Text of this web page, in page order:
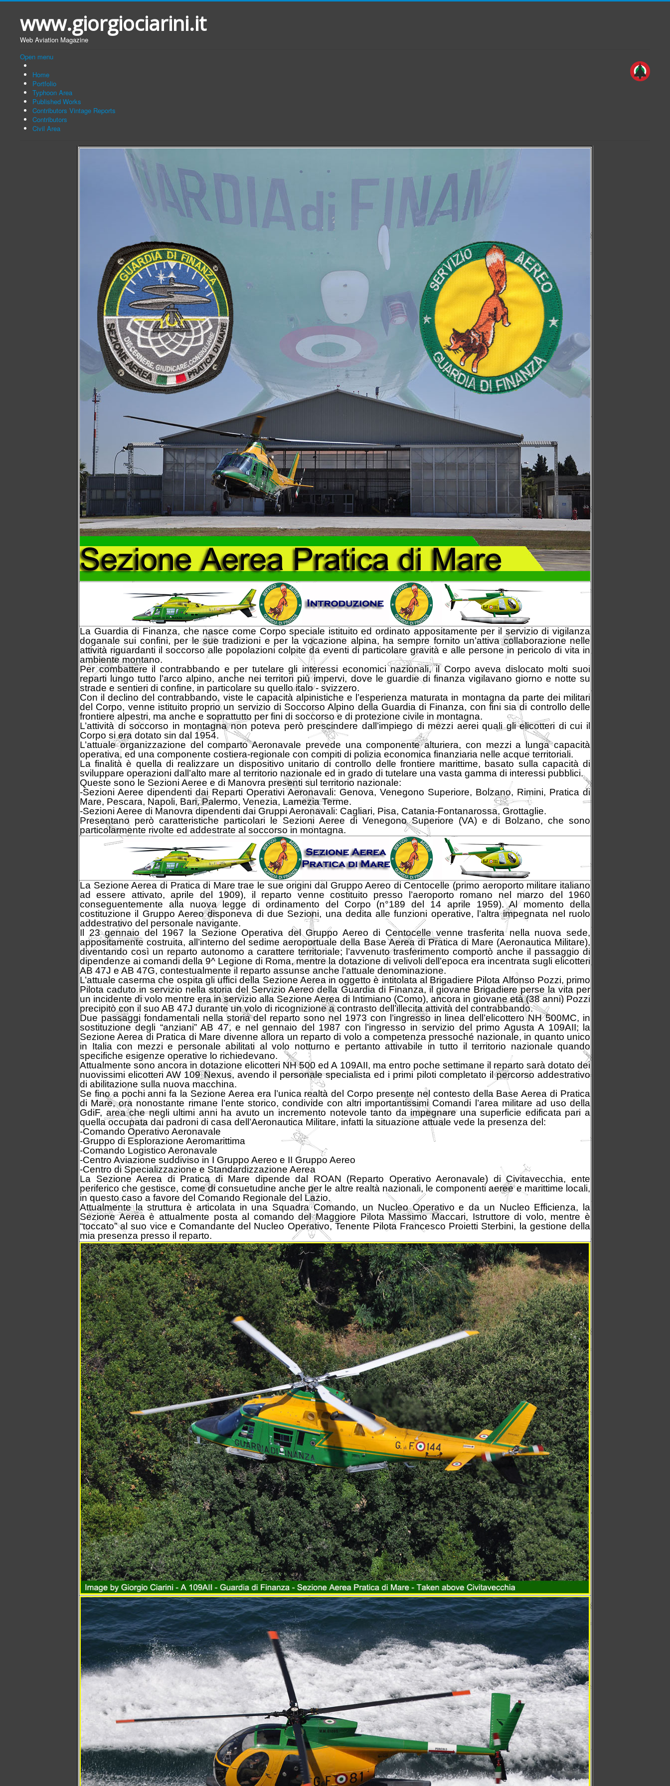
www.giorgiociarini.it
Web Aviation Magazine
Open menu
Home
Portfolio
Typhoon Area
Published Works
Contributors Vintage Reports
Contributors
Civil Area
La Guardia di Finanza, che nasce come Corpo speciale istituito ed ordinato appositamente per il servizio di vigilanza
doganale sui confini, per le sue tradizioni e per la vocazione alpina, ha sempre fornito un’attiva collaborazione nelle
attività riguardanti il soccorso alle popolazioni colpite da eventi di particolare gravità e alle persone in pericolo di vita in
ambiente montano.
Per combattere il contrabbando e per tutelare gli interessi economici nazionali, il Corpo aveva dislocato molti suoi
reparti lungo tutto l’arco alpino, anche nei territori più impervi, dove le guardie di finanza vigilavano giorno e notte su
strade e sentieri di confine, in particolare su quello italo - svizzero.
Con il declino del contrabbando, viste le capacità alpinistiche e l’esperienza maturata in montagna da parte dei militari
del Corpo, venne istituito proprio un servizio di Soccorso Alpino della Guardia di Finanza, con fini sia di controllo delle
frontiere alpestri, ma anche e soprattutto per fini di soccorso e di protezione civile in montagna.
L’attività di soccorso in montagna non poteva però prescindere dall’impiego di mezzi aerei quali gli elicotteri di cui il
Corpo si era dotato sin dal 1954.
L’attuale organizzazione del comparto Aeronavale prevede una componente alturiera, con mezzi a lunga capacità
operativa, ed una componente costiera-regionale con compiti di polizia economica finanziaria nelle acque territoriali.
La finalità è quella di realizzare un dispositivo unitario di controllo delle frontiere marittime, basato sulla capacità di
sviluppare operazioni dall’alto mare al territorio nazionale ed in grado di tutelare una vasta gamma di interessi pubblici.
Queste sono le Sezioni Aeree e di Manovra presenti sul territorio nazionale:
-Sezioni Aeree dipendenti dai Reparti Operativi Aeronavali: Genova, Venegono Superiore, Bolzano, Rimini, Pratica di
Mare, Pescara, Napoli, Bari, Palermo, Venezia, Lamezia Terme.
-Sezioni Aeree di Manovra dipendenti dai Gruppi Aeronavali: Cagliari, Pisa, Catania-Fontanarossa, Grottaglie.
Presentano però caratteristiche particolari le Sezioni Aeree di Venegono Superiore (VA) e di Bolzano, che sono
particolarmente rivolte ed addestrate al soccorso in montagna.
La Sezione Aerea di Pratica di Mare trae le sue origini dal Gruppo Aereo di Centocelle (primo aeroporto militare italiano
ad essere attivato, aprile del 1909), il reparto venne costituito presso l’aeroporto romano nel marzo del 1960
conseguentemente alla nuova legge di ordinamento del Corpo (n°189 del 14 aprile 1959). Al momento della
costituzione il Gruppo Aereo disponeva di due Sezioni, una dedita alle funzioni operative, l’altra impegnata nel ruolo
addestrativo del personale navigante.
Il 23 gennaio del 1967 la Sezione Operativa del Gruppo Aereo di Centocelle venne trasferita nella nuova sede,
appositamente costruita, all’interno del sedime aeroportuale della Base Aerea di Pratica di Mare (Aeronautica Militare),
diventando così un reparto autonomo a carattere territoriale; l’avvenuto trasferimento comportò anche il passaggio di
dipendenze ai comandi della 9^ Legione di Roma, mentre la dotazione di velivoli dell’epoca era incentrata sugli elicotteri
AB 47J e AB 47G, contestualmente il reparto assunse anche l’attuale denominazione.
L’attuale caserma che ospita gli uffici della Sezione Aerea in oggetto è intitolata al Brigadiere Pilota Alfonso Pozzi, primo
Pilota caduto in servizio nella storia del Servizio Aereo della Guardia di Finanza, il giovane Brigadiere perse la vita per
un incidente di volo mentre era in servizio alla Sezione Aerea di Intimiano (Como), ancora in giovane età (38 anni) Pozzi
precipitò con il suo AB 47J durante un volo di ricognizione a contrasto dell’illecita attività del contrabbando.
Due passaggi fondamentali nella storia del reparto sono nel 1973 con l’ingresso in linea dell’elicottero NH 500MC, in
sostituzione degli “anziani” AB 47, e nel gennaio del 1987 con l’ingresso in servizio del primo Agusta A 109AII; la
Sezione Aerea di Pratica di Mare divenne allora un reparto di volo a competenza pressoché nazionale, in quanto unico
in Italia con mezzi e personale abilitati al volo notturno e pertanto attivabile in tutto il territorio nazionale quando
specifiche esigenze operative lo richiedevano.
Attualmente sono ancora in dotazione elicotteri NH 500 ed A 109AII, ma entro poche settimane il reparto sarà dotato dei
nuovissimi elicotteri AW 109 Nexus, avendo il personale specialista ed i primi piloti completato il percorso addestrativo
di abilitazione sulla nuova macchina.
Se fino a pochi anni fa la Sezione Aerea era l’unica realtà del Corpo presente nel contesto della Base Aerea di Pratica
di Mare, ora nonostante rimane l’ente storico, condivide con altri importantissimi Comandi l’area militare ad uso della
GdiF, area che negli ultimi anni ha avuto un incremento notevole tanto da impegnare una superficie edificata pari a
quella occupata dai padroni di casa dell’Aeronautica Militare, infatti la situazione attuale vede la presenza del:
-Comando Operativo Aeronavale
-Gruppo di Esplorazione Aeromarittima
-Comando Logistico Aeronavale
-Centro Aviazione suddiviso in I Gruppo Aereo e II Gruppo Aereo
-Centro di Specializzazione e Standardizzazione Aerea
La Sezione Aerea di Pratica di Mare dipende dal ROAN (Reparto Operativo Aeronavale) di Civitavecchia, ente
periferico che gestisce, come di consuetudine anche per le altre realtà nazionali, le componenti aeree e marittime locali,
in questo caso a favore del Comando Regionale del Lazio.
Attualmente la struttura è articolata in una Squadra Comando, un Nucleo Operativo e da un Nucleo Efficienza, la
Sezione Aerea è attualmente posta al comando del Maggiore Pilota Massimo Maccari, Istruttore di volo, mentre è
“toccato” al suo vice e Comandante del Nucleo Operativo, Tenente Pilota Francesco Proietti Sterbini, la gestione della
mia presenza presso il reparto.